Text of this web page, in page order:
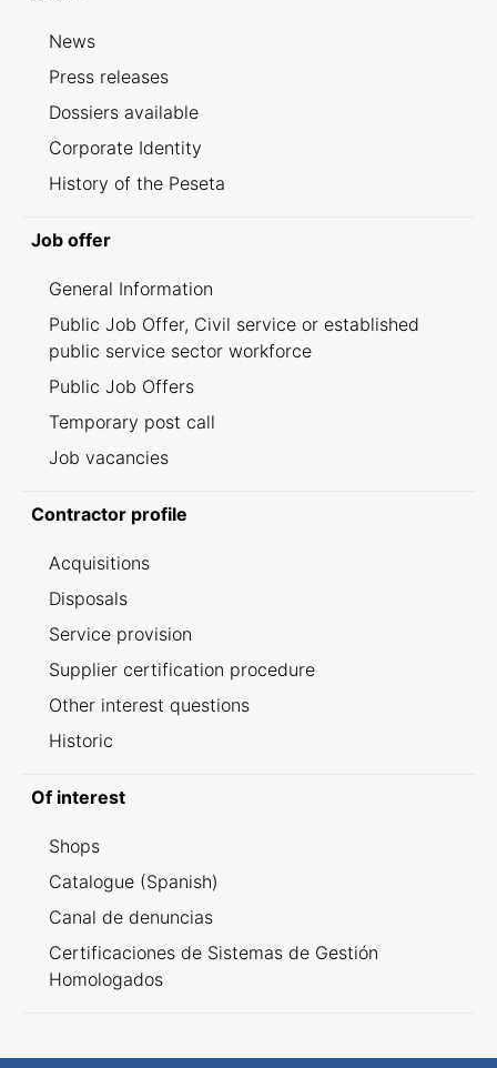
News
Press releases
Dossiers available
Corporate Identity
History of the Peseta
Job offer
General Information
Public Job Offer, Civil service or established
public service sector workforce
Public Job Offers
Temporary post call
Job vacancies
Contractor profile
Acquisitions
Disposals
Service provision
Supplier certification procedure
Other interest questions
Historic
Of interest
Shops
Catalogue (Spanish)
Canal de denuncias
Certificaciones de Sistemas de Gestión
Homologados